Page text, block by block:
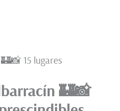
15 lugares
🏰📸